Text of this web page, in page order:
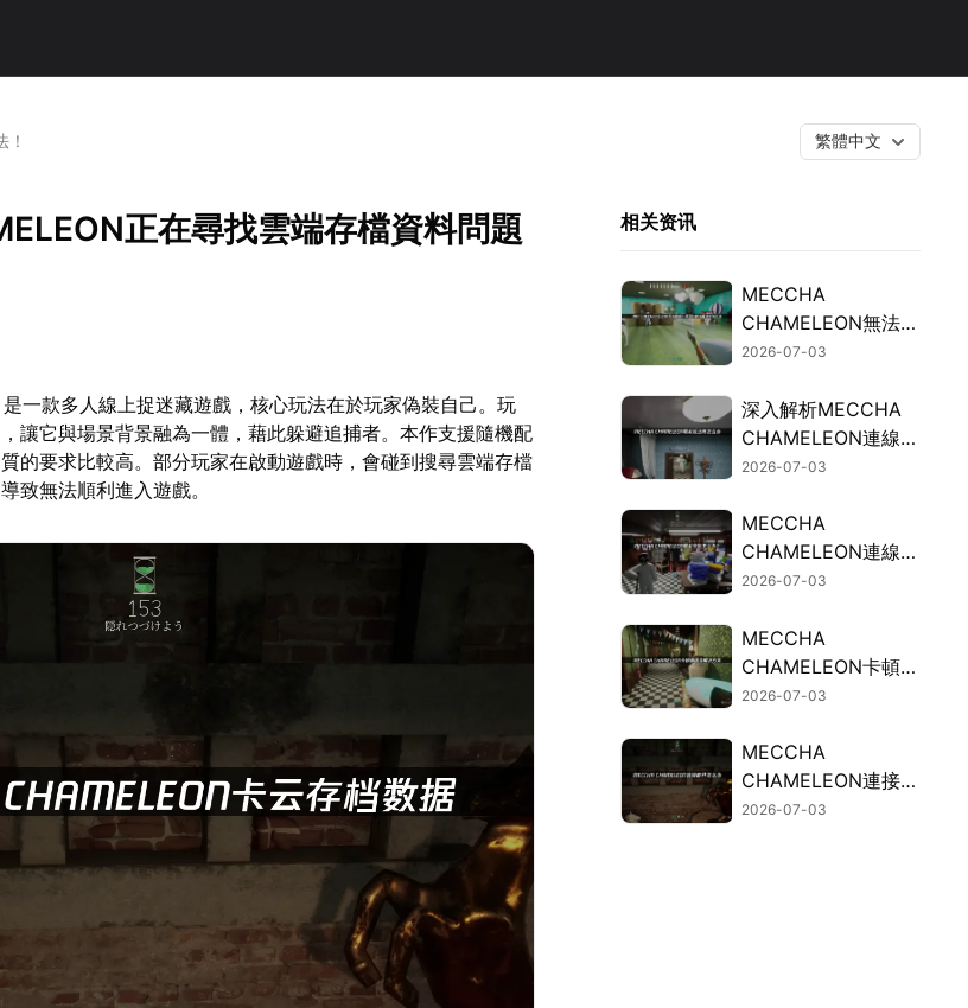
繁體中文
正在尋找雲端存檔資料問題
一款多人線上捉迷藏遊戲，核心玩法在於玩家偽裝自己。玩
讓它與場景背景融為一體，藉此躲避追捕者。本作支援隨機配
的要求比較高。部分玩家在啟動遊戲時，會碰到搜尋雲端存檔
致無法順利進入遊戲。
相关资讯
MECCHA
CHAMELEON無法連
線的檢測與修復指
2026-07-03
深入解析MECCHA
CHAMELEON連線延
遲過高的成因與加速
2026-07-03
MECCHA
CHAMELEON連線失
敗的常見因素與有效
2026-07-03
MECCHA
CHAMELEON卡頓？
連線斷線問題的解決
2026-07-03
MECCHA
CHAMELEON連接斷
開？UU加速器免費
2026-07-03